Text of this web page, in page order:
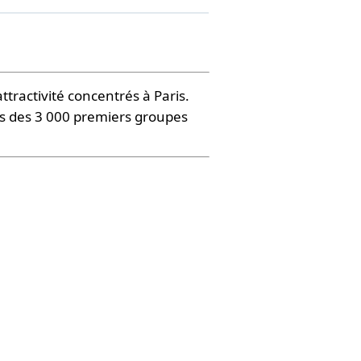
concentrés à Paris.
des 3 000 premiers groupes